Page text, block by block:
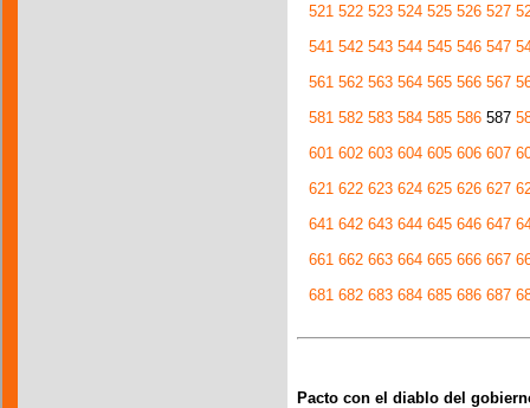
521 522 523 524 525 526 527
541 542 543 544 545 546 547
561 562 563 564 565 566 567
581 582 583 584 585 586587
601 602 603 604 605 606 607
621 622 623 624 625 626 627
641 642 643 644 645 646 647
661 662 663 664 665 666 667
681 682 683 684 685 686 687
Pacto con el diablo del